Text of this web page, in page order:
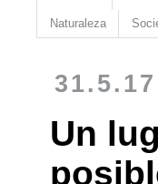
Naturaleza
31.5.17
Un